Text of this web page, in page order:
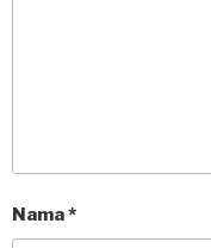
Nama*